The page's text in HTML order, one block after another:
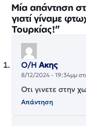
Μία απάντηση
γιατί γίναμε
Τουρκίας!”
Ο/Η Ακης
8/12/2024 - 19:34μμ
Οτι γινετε στην
Απάντηση